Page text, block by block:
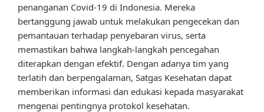
penanganan Covid-19 di Indonesia. Mereka
bertanggung jawab untuk melakukan pengecekan dan
pemantauan terhadap penyebaran virus, serta
memastikan bahwa langkah-langkah pencegahan
diterapkan dengan efektif. Dengan adanya tim yang
terlatih dan berpengalaman, Satgas Kesehatan dapat
memberikan informasi dan edukasi kepada masyarakat
mengenai pentingnya protokol kesehatan.